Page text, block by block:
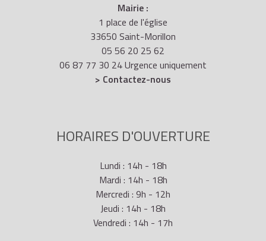
Mairie :
1 place de l'église
33650 Saint-Morillon
05 56 20 25 62
06 87 77 30 24 Urgence uniquement
> Contactez-nous
HORAIRES D'OUVERTURE
Lundi : 14h - 18h
Mardi : 14h - 18h
Mercredi : 9h - 12h
Jeudi : 14h - 18h
Vendredi : 14h - 17h